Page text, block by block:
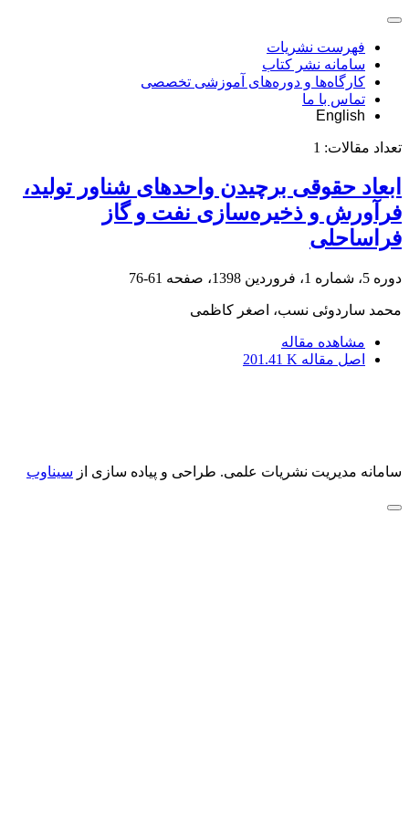
فهرست نشریات
سامانه نشر کتاب
کارگاه‌ها و دوره‌های آموزشی تخصصی
تماس با ما
English
تعداد مقالات: 1
ابعاد حقوقی برچیدن واحدهای شناور تولید،
فرآورش و ذخیره‌سازی نفت و گاز
فراساحلی
دوره 5، شماره 1، فروردین 1398، صفحه 61-76
محمد ساردوئی نسب، اصغر کاظمی
مشاهده مقاله
اصل مقاله 201.41 K
سامانه مدیریت نشریات علمی. طراحی و پیاده سازی از سیناوب